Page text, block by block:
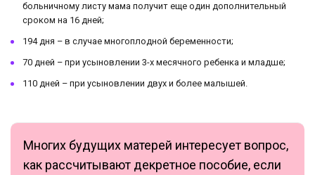
больничному листу мама получит еще один дополнительный
сроком на 16 дней;
194 дня – в случае многоплодной беременности;
70 дней – при усыновлении 3-х месячного ребенка и младше;
110 дней – при усыновлении двух и более малышей.
Многих будущих матерей интересует вопрос,
как рассчитывают декретное пособие, если